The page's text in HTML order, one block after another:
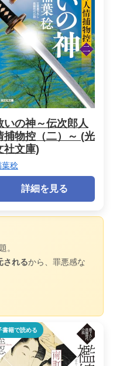
いの神～伝次郎人
捕物控（二）～ (光
社文庫)
葉稔
詳細を見る
。
されるから、罪悪感な
書籍で読める